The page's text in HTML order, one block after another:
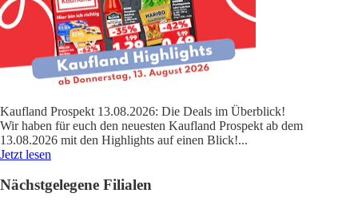
Kaufland Prospekt 13.08.2026: Die Deals im Überblick!
Wir haben für euch den neuesten Kaufland Prospekt ab dem
13.08.2026 mit den Highlights auf einen Blick!...
Jetzt lesen
Nächstgelegene Filialen